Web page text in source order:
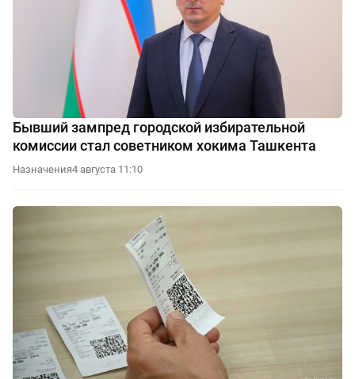
Бывший зампред городской избирательной
комиссии стал советником хокима Ташкента
Назначения4 августа 11:10